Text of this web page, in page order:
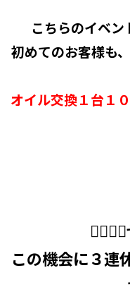
こちらのイベ
初めてのお客様も
オイル交換１台１
この機会に３連